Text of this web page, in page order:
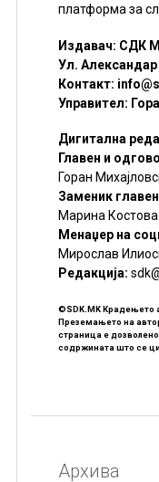
платформа за
Издавач: СДК
Ул. Александар
Контакт:
Управител:
Дигитална
Главен и
Горан
Заменик
Марина Костова
Менаџер на
Мирослав
Редакцијa:
©SDK.MK Крадењето
Преземањето на
страница е
содржината што се
Архива